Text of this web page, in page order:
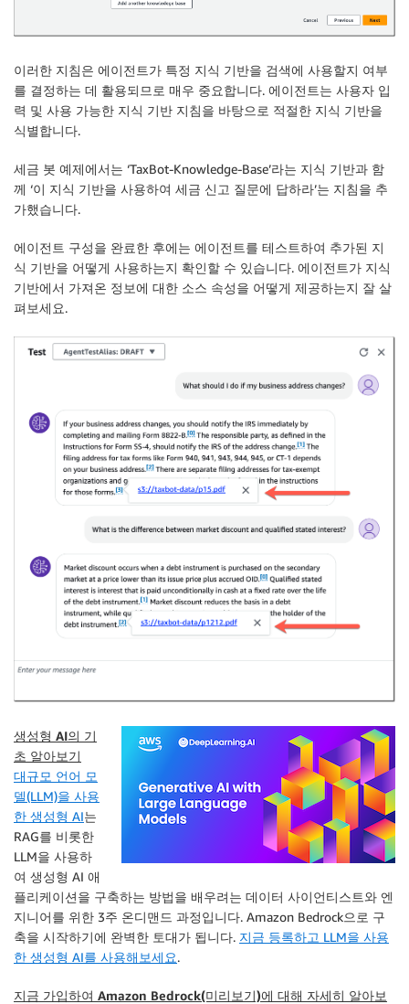
이러한 지침은 에이전트가 특정 지식 기반을 검색에 사용할지 여부
를 결정하는 데 활용되므로 매우 중요합니다. 에이전트는 사용자 입
력 및 사용 가능한 지식 기반 지침을 바탕으로 적절한 지식 기반을
식별합니다.
세금 봇 예제에서는 ‘TaxBot-Knowledge-Base’라는 지식 기반과 함
께 ‘이 지식 기반을 사용하여 세금 신고 질문에 답하라’는 지침을 추
가했습니다.
에이전트 구성을 완료한 후에는 에이전트를 테스트하여 추가된 지
식 기반을 어떻게 사용하는지 확인할 수 있습니다. 에이전트가 지식
기반에서 가져온 정보에 대한 소스 속성을 어떻게 제공하는지 잘 살
펴보세요.
생성형 AI의 기
초 알아보기
대규모 언어 모
델(LLM)을 사용
한 생성형 AI는
RAG를 비롯한
LLM을 사용하
여 생성형 AI 애
플리케이션을 구축하는 방법을 배우려는 데이터 사이언티스트와 엔
지니어를 위한 3주 온디맨드 과정입니다. Amazon Bedrock으로 구
축을 시작하기에 완벽한 토대가 됩니다. 지금 등록하고 LLM을 사용
한 생성형 AI를 사용해보세요.
지금 가입하여 Amazon Bedrock(미리보기)에 대해 자세히 알아보